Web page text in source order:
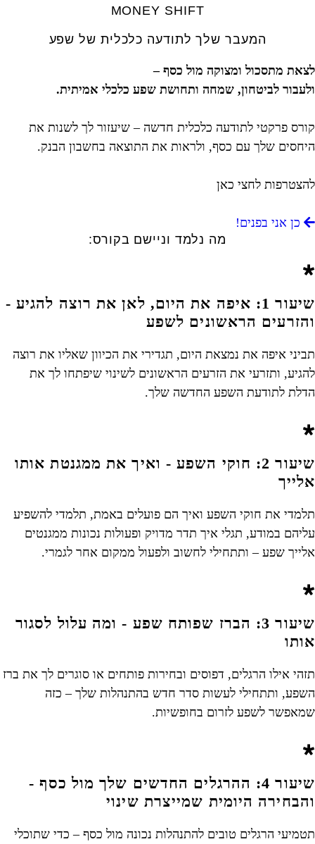
MONEY SHIFT
המעבר שלך לתודעה כלכלית של שפע
לצאת מתסכול ומצוקה מול כסף –
ולעבור לביטחון, שמחה ותחושת שפע כלכלי אמיתית.
קורס פרקטי לתודעה כלכלית חדשה – שיעזור לך לשנות את
היחסים שלך עם כסף, ולראות את התוצאה בחשבון הבנק.
להצטרפות לחצי כאן
כן אני בפנים!
מה נלמד וניישם בקורס:
שיעור 1: איפה את היום, לאן את רוצה להגיע -
והזרעים הראשונים לשפע
תביני איפה את נמצאת היום, תגדירי את הכיוון שאליו את רוצה
להגיע, ותזרעי את הזרעים הראשונים לשינוי שיפתחו לך את
הדלת לתודעת השפע החדשה שלך.
שיעור 2: חוקי השפע - ואיך את ממגנטת אותו
אלייך
תלמדי את חוקי השפע ואיך הם פועלים באמת, תלמדי להשפיע
עליהם במודע, תגלי איך תדר מדויק ופעולות נכונות ממגנטים
אלייך שפע – ותתחילי לחשוב ולפעול ממקום אחר לגמרי.
שיעור 3: הברז שפותח שפע - ומה עלול לסגור
אותו
תזהי אילו הרגלים, דפוסים ובחירות פותחים או סוגרים לך את ברז
השפע, ותתחילי לעשות סדר חדש בהתנהלות שלך – כזה
שמאפשר לשפע לזרום בחופשיות.
שיעור 4: ההרגלים החדשים שלך מול כסף -
והבחירה היומית שמייצרת שינוי
תטמיעי הרגלים טובים להתנהלות נכונה מול כסף – כדי שתוכלי